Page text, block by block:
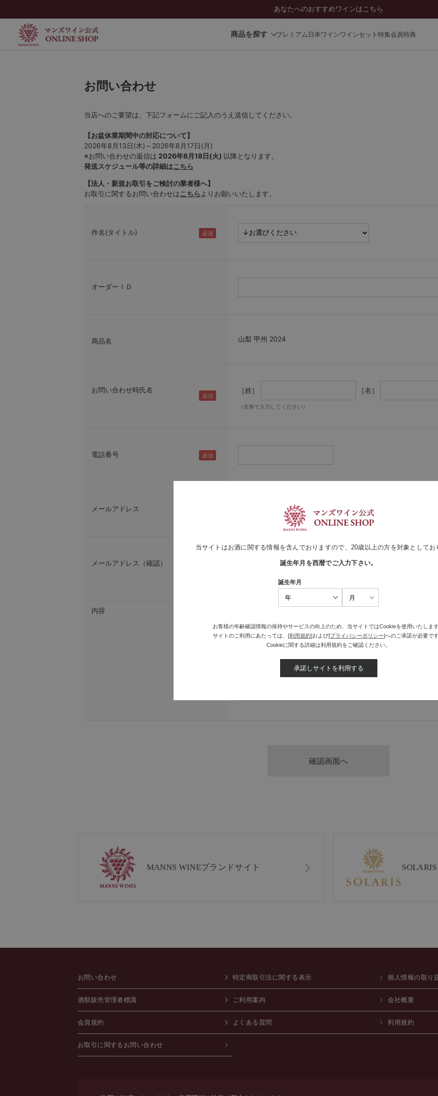
あなたへのおすすめワインはこちら
商品を探す プレミアム日本ワインワインセット 特集会員特典
お問い合わせ
当店へのご要望は、下記フォームにご記入のうえ送信してください。
【お盆休業期間中の対応について】
2026年8月13日(木)～2026年8月17日(月)
※お問い合わせの返信は 2026年8月18日(火) 以降となります。
発送スケジュール等の詳細はこちら
【法人・新規お取引をご検討の業者様へ】
お取引に関するお問い合わせはこちらよりお願いいたします。
件名(タイトル)
オーダーＩＤ
商品名 山梨 甲州 2024
お問い合わせ時氏名 ［姓］ ［名］
（全角で入力してください）
電話番号
メールアドレス
メールアドレス（確認）
（メールアドレス確認のため再度入力をお願いします)
内容
MANNS WINEブランドサイト
お問い合わせ 特定商取引法に関する表示 個人情報の取り
酒類販売管理者標識 ご利用案内 会社概要
会員規約 よくある質問 利用規約
お取引に関するお問い合わせ
当サイトはお酒に関する情報を含んでおりますので、20歳以上の方を対象としてお
誕生年月を西暦でご入力下さい。
誕生年月
お客様の年齢確認情報の保持やサービスの向上のため、当サイトではCookieを使用いたします
サイトのご利用にあたっては、[利用規約]および[プライバシーポリシー]へのご承諾が必要です
Cookieに関する詳細は利用規約をご確認ください。
承諾しサイトを利用する